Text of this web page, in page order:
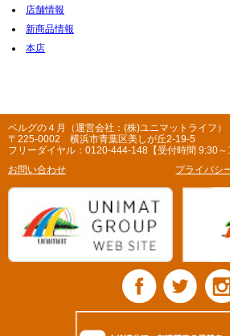
店舗情報
新商品情報
本店
ベルグの４月（運営会社：(株)ユニマットライフ）
〒225-0002 横浜市青葉区美しが丘2-19-5
フリーダイヤル：0120-444-148【受付時間 9:30～
お問い合わせ
プライバシ